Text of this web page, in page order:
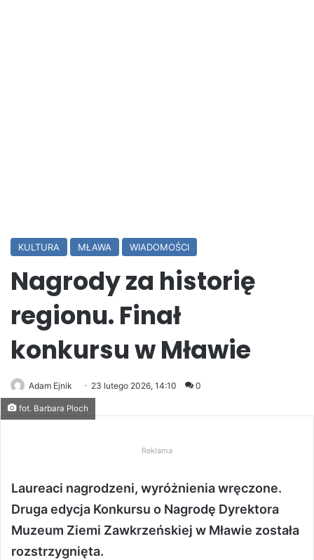
KULTURA MŁAWA WIADOMOŚCI
Nagrody za historię
regionu. Finał
konkursu w Mławie
Adam Ejnik 23 lutego 2026, 14:10 0
fot. Barbara Ploch
Reklama
Laureaci nagrodzeni, wyróżnienia wręczone.
Druga edycja Konkursu o Nagrodę Dyrektora
Muzeum Ziemi Zawkrzeńskiej w Mławie została
rozstrzygnięta.